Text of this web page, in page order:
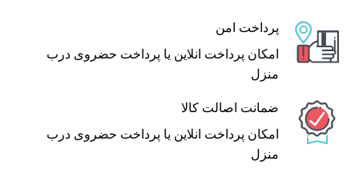
پرداخت امن
امکان پرداخت انلاین یا پرداخت حضروی درب
منزل
ضمانت اصالت کالا
امکان پرداخت انلاین یا پرداخت حضروی درب
منزل